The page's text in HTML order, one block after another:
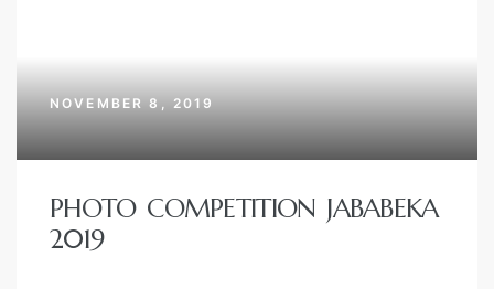
NOVEMBER 8, 2019
PHOTO COMPETITION JABABEKA
2019